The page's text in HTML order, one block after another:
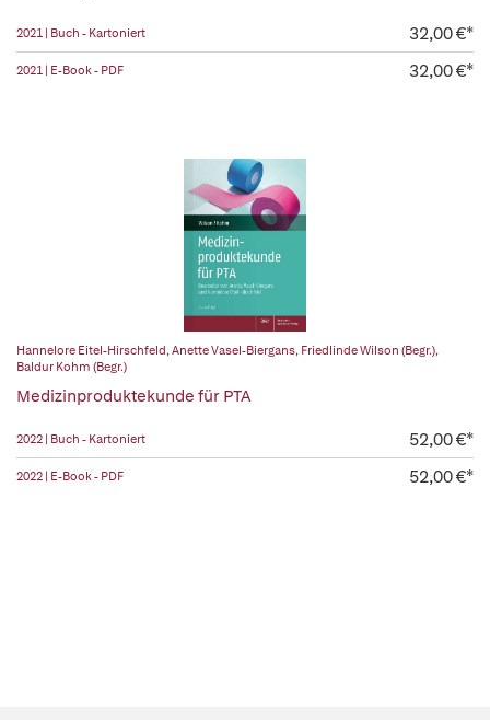
2021 | Buch - Kartoniert 32,00 €*
2021 | E-Book - PDF 32,00 €*
Hannelore Eitel-Hirschfeld,Anette Vasel-Biergans, Friedlinde Wilson (Begr.),
Baldur Kohm (Begr.)
Medizinproduktekunde für PTA
2022 | Buch - Kartoniert 52,00 €*
2022 | E-Book - PDF 52,00 €*